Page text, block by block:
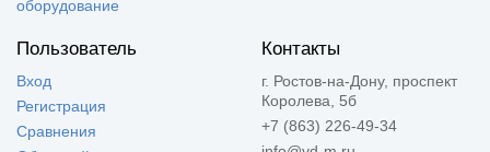
оборудование
Пользователь
Вход
Регистрация
Сравнения
Контакты
г. Ростов-на-Дону, проспект
Королева, 5б
+7 (863) 226-49-34